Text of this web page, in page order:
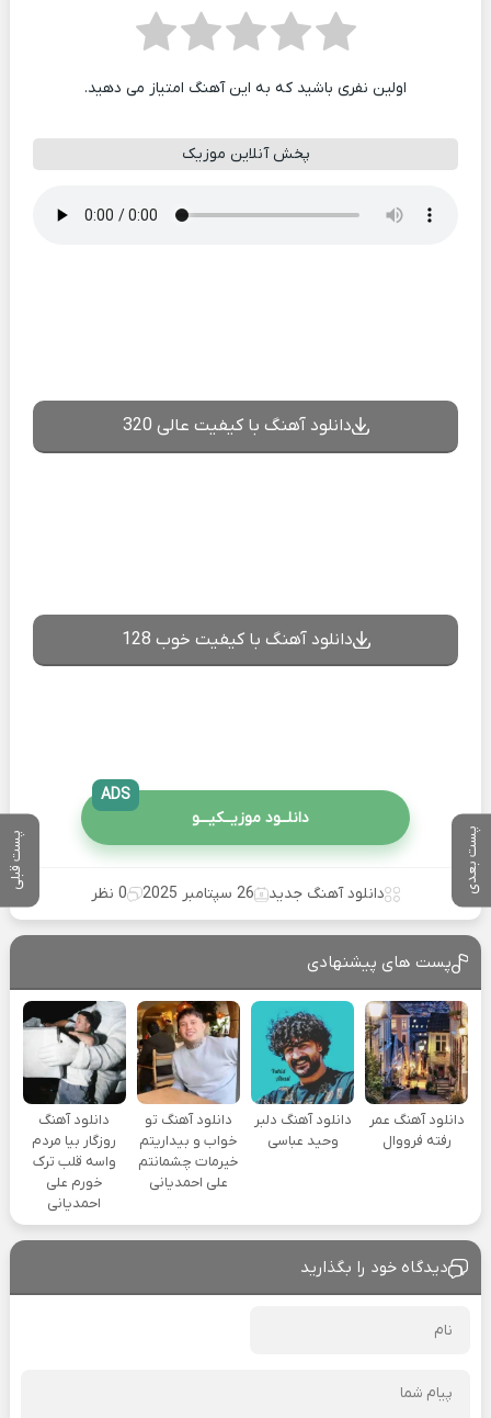
پست بعدی پست قبلی
اولین نفری باشید که به این آهنگ امتیاز می دهید.
پخش آنلاین موزیک
دانلود آهنگ با کیفیت عالی 320
دانلود آهنگ با کیفیت خوب 128
دانلــود موزیــکیـــو
ADS
دانلود آهنگ جدید 26 سپتامبر 2025 0 نظر
پست های پیشنهادی
دانلود آهنگ عمر
رفته فرووال
دانلود آهنگ دلبر
وحید عباسی
دانلود آهنگ تو
خواب و بیداریتم
خیرمات چشمانتم
علی احمدیانی
دانلود آهنگ
روزگار بیا مردم
واسه قلب ترک
خورم علی
احمدیانی
دیدگاه خود را بگذارید